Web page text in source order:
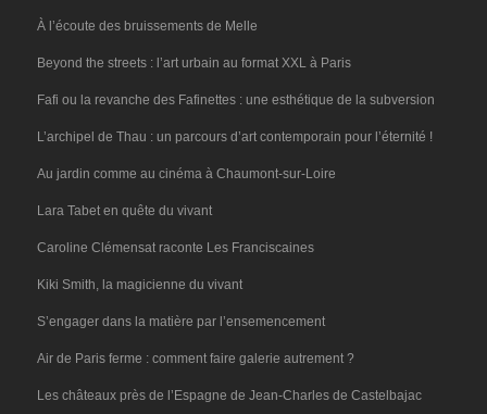
À l’écoute des bruissements de Melle
Beyond the streets : l’art urbain au format XXL à Paris
Fafi ou la revanche des Fafinettes : une esthétique de la subversion
L’archipel de Thau : un parcours d’art contemporain pour l’éternité !
Au jardin comme au cinéma à Chaumont-sur-Loire
Lara Tabet en quête du vivant
Caroline Clémensat raconte Les Franciscaines
Kiki Smith, la magicienne du vivant
S’engager dans la matière par l’ensemencement
Air de Paris ferme : comment faire galerie autrement ?
Les châteaux près de l’Espagne de Jean-Charles de Castelbajac